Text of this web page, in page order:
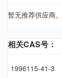
暂无推荐供应商。
相关CAS号：
1996115-41-3